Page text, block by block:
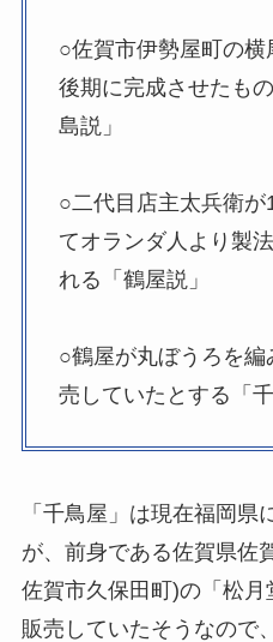
○佐賀市伊勢屋町の
後期に完成させたも
島説」
○二代目店主太兵衛
てオランダ人より製
れる「鶴屋説」
○鶴屋が丸ぼうろを編
売していたとする「千
「千鳥屋」は現在福岡県
が、前身である佐賀県佐
佐賀市久保田町)の「松
販売していたそうなので